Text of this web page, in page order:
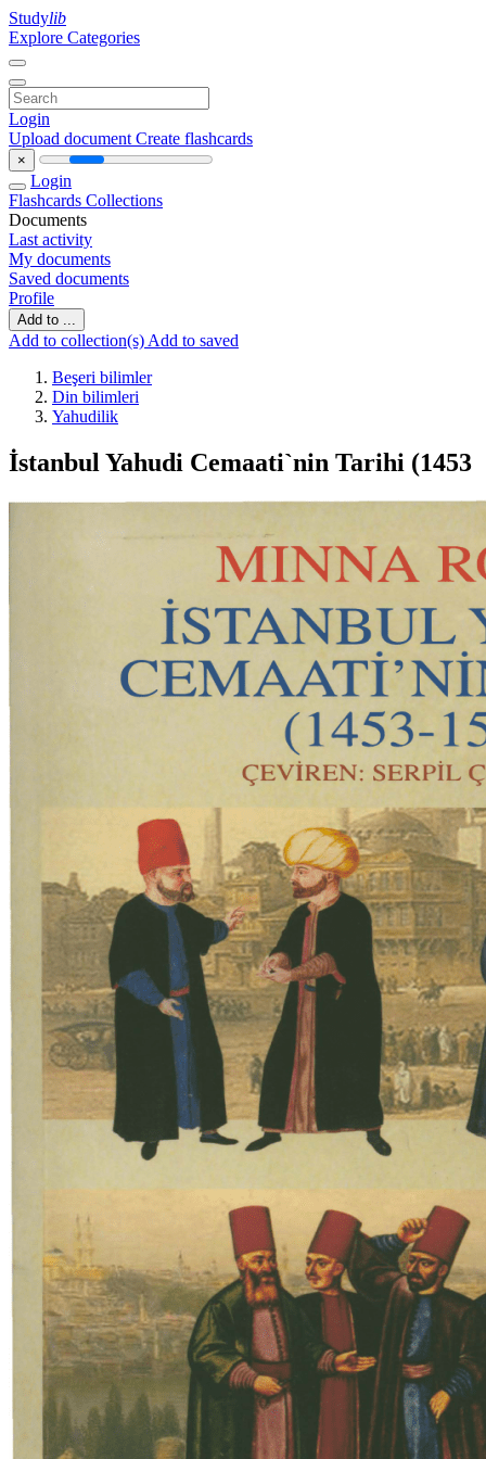
Studylib
Explore Categories
Login
Upload document Create flashcards
×
Login
Flashcards Collections
Documents
Last activity
My documents
Saved documents
Profile
Add to ...
Add to collection(s) Add to saved
Beşeri bilimler
Din bilimleri
Yahudilik
İstanbul Yahudi Cemaati`nin Tarihi (1453